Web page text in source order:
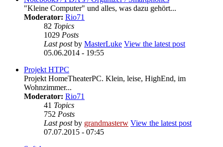
"Kleine Computer" und alles, was dazu gehört...
Moderator: Rio71
82 Topics
1029 Posts
Last postby MasterLuke View the latest post
05.06.2014 - 19:55
Projekt HTPC
Projekt HomeTheaterPC. Klein, leise, HighEnd, im
Wohnzimmer...
Moderator: Rio71
41 Topics
752 Posts
Last postby grandmasterw View the latest post
07.07.2015 - 07:45